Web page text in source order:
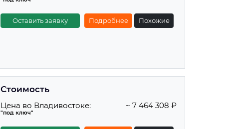
Оставить заявку Подробнее Похожие
Стоимость
Цена во Владивостоке:
"под ключ"
~ 7 464 308 ₽